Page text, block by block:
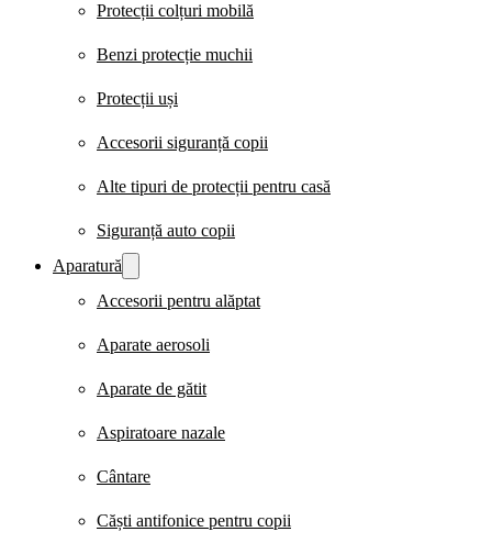
Protecții colțuri mobilă
Benzi protecție muchii
Protecții uși
Accesorii siguranță copii
Alte tipuri de protecții pentru casă
Siguranță auto copii
Aparatură
Accesorii pentru alăptat
Aparate aerosoli
Aparate de gătit
Aspiratoare nazale
Cântare
Căști antifonice pentru copii